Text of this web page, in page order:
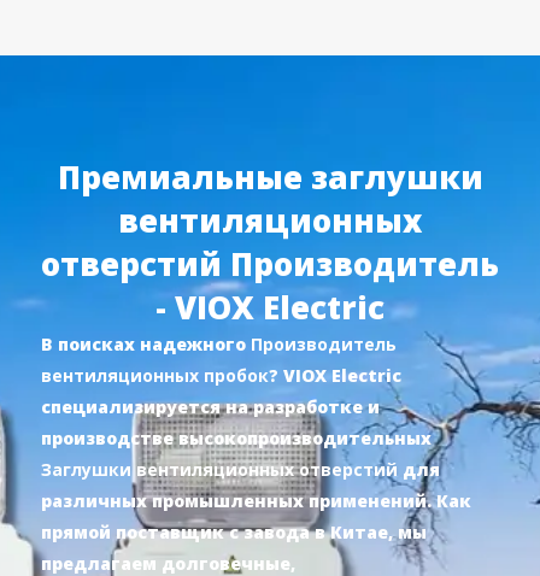
Премиальные заглушки
вентиляционных
отверстий Производитель
- VIOX Electric
В поисках надежного Производитель
вентиляционных пробок? VIOX Electric
специализируется на разработке и
производстве высокопроизводительных
Заглушки вентиляционных отверстий для
различных промышленных применений. Как
прямой поставщик с завода в Китае, мы
предлагаем долговечные,